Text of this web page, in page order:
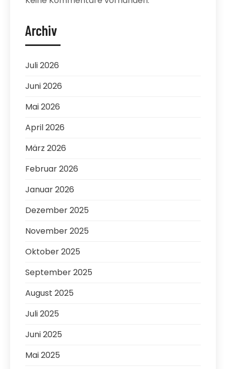
Archiv
Juli 2026
Juni 2026
Mai 2026
April 2026
März 2026
Februar 2026
Januar 2026
Dezember 2025
November 2025
Oktober 2025
September 2025
August 2025
Juli 2025
Juni 2025
Mai 2025